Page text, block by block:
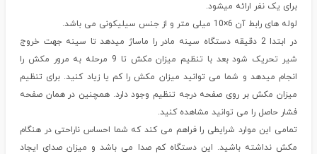
برای یک نفر ارائه میشود.
لوله های رابط آن 6×10 میلی متر و از جنس سیلیکونی می باشد.
در ابتدا 2 دقیقه دستگاه سینه مادر را ماساژ میدهد تا سینه جهت خروج
شیر تحریک شود بعد با تنظیم میزان مکش تا 9 مرحله به مرور مکش را
انجام میدهد و شما می توانید میزان مکش را کم یا زیاد کنید. برای تنظیم
میزان مکش بر روی صفحه درجه تنظیم وجود دارد. همچنین در همان صفحه
فشار حاصل را می توانید مشاهده کنید.
تمامی این موارد شرایطی را فراهم می کند که شما احساس ناراحتی در هنگام
مکش نداشته باشید. این دستگاه کم صدا می باشد و میزان صدای ایجاد